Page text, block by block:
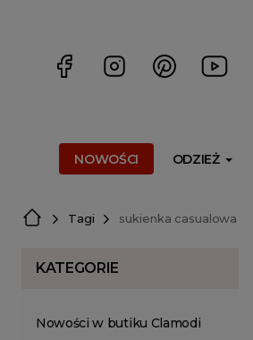
NOWOŚCI ODZIEŻ
Tagi sukienka casualowa
KATEGORIE
Nowości w butiku Clamodi